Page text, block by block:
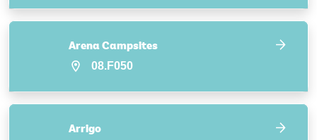
Arena Campsites
08.F050
Arrigo